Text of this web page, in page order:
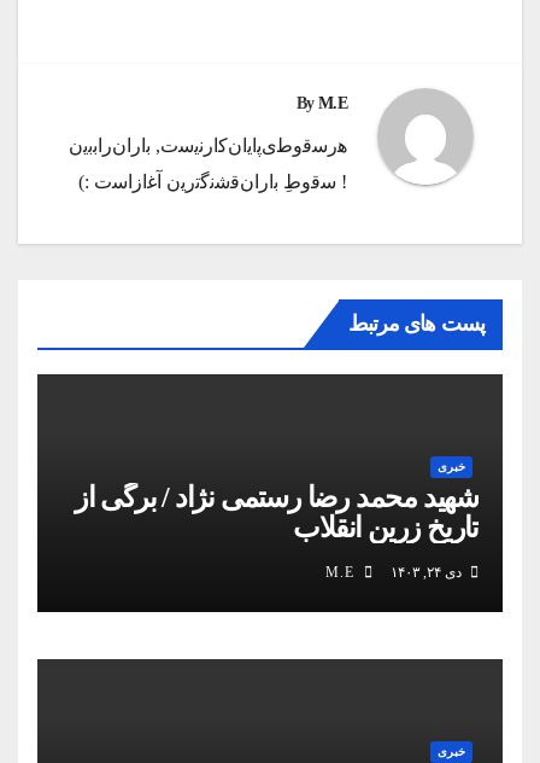
ByM.E
ه‍‌رس‍‌ق‍‌وط‍‌ی‌پ‍‌ای‍‌ان‌ک‍‌ارن‍‌ی‍‌س‍‌ت‌, ب‍‌اران‌راب‍‌ب‍‌ی‍‌ن
! س‍‌ق‍‌وطِ ب‍‌اران‌ق‍‌ش‍‌ن‍‌گ‍‌ت‍‌ری‍‌ن آغ‍‌ازاس‍‌ت :)️
پست های مرتبط
خبری
شهید محمد رضا رستمی نژاد / برگی از
تاریخ زرین انقلاب
دی ۲۴, ۱۴۰۳
خبری